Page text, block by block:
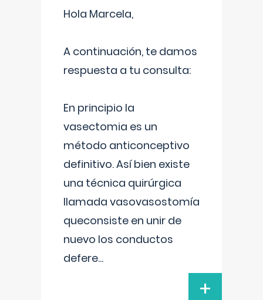
Hola Marcela,
A continuación, te damos
respuesta a tu consulta:
En principio la
vasectomia es un
método anticonceptivo
definitivo. Así bien existe
una técnica quirúrgica
llamada vasovasostomía
queconsiste en unir de
nuevo los conductos
defere...
+